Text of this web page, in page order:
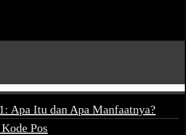
Apa Itu dan Apa Manfaatnya?
Pos